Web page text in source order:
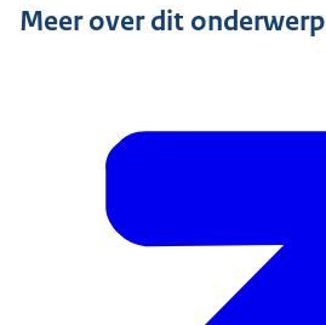
Meer over dit onderwerp